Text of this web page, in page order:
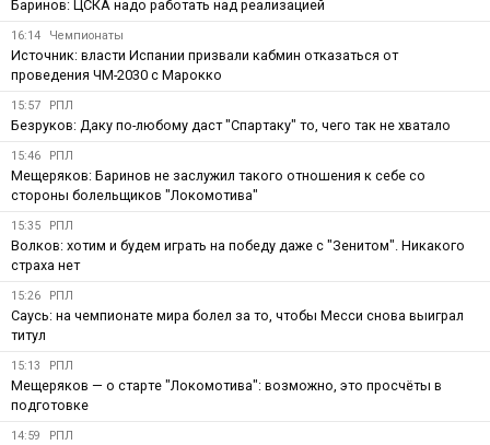
Баринов: ЦСКА надо работать над реализацией
16:14 Чемпионаты
Источник: власти Испании призвали кабмин отказаться от
проведения ЧМ-2030 с Марокко
15:57 РПЛ
Безруков: Даку по-любому даст "Спартаку" то, чего так не хватало
15:46 РПЛ
Мещеряков: Баринов не заслужил такого отношения к себе со
стороны болельщиков "Локомотива"
15:35 РПЛ
Волков: хотим и будем играть на победу даже с "Зенитом". Никакого
страха нет
15:26 РПЛ
Саусь: на чемпионате мира болел за то, чтобы Месси снова выиграл
титул
15:13 РПЛ
Мещеряков — о старте "Локомотива": возможно, это просчёты в
подготовке
14:59 РПЛ